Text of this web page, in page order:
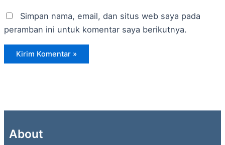
Simpan nama, email, dan situs web saya pada
peramban ini untuk komentar saya berikutnya.
About